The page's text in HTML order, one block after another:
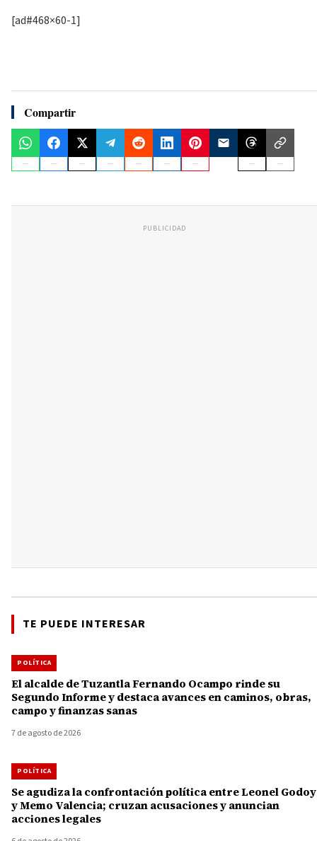
[ad#468×60-1]
Compartir
PUBLICIDAD
TE PUEDE INTERESAR
POLÍTICA
El alcalde de Tuzantla Fernando Ocampo rinde su
Segundo Informe y destaca avances en caminos, obras,
campo y finanzas sanas
7 de agosto de 2026
POLÍTICA
Se agudiza la confrontación política entre Leonel Godoy
y Memo Valencia; cruzan acusaciones y anuncian
acciones legales